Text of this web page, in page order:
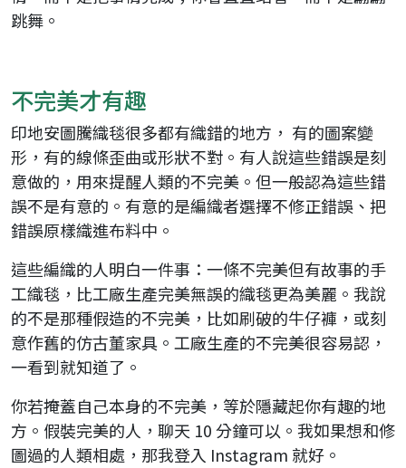
跳舞。
不完美才有趣
印地安圖騰織毯很多都有織錯的地方， 有的圖案變
形，有的線條歪曲或形狀不對。有人說這些錯誤是刻
意做的，用來提醒人類的不完美。但一般認為這些錯
誤不是有意的。有意的是編織者選擇不修正錯誤、把
錯誤原樣織進布料中。
這些編織的人明白一件事：一條不完美但有故事的手
工織毯，比工廠生產完美無誤的織毯更為美麗。我說
的不是那種假造的不完美，比如刷破的牛仔褲，或刻
意作舊的仿古董家具。工廠生產的不完美很容易認，
一看到就知道了。
你若掩蓋自己本身的不完美，等於隱藏起你有趣的地
方。假裝完美的人，聊天 10 分鐘可以。我如果想和修
圖過的人類相處，那我登入 Instagram 就好。